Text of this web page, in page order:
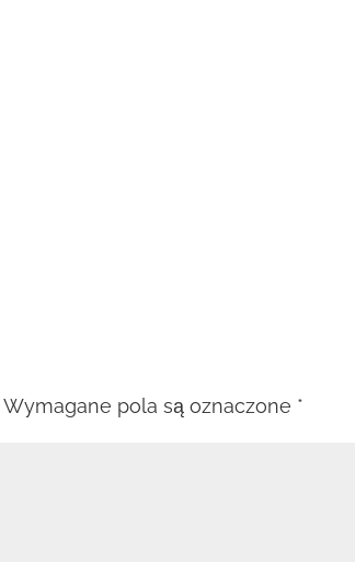
Wymagane pola są oznaczone *